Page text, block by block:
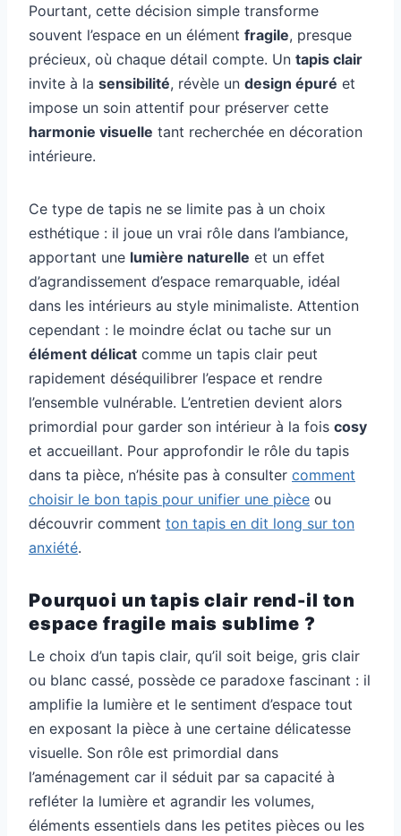
Pourtant, cette décision simple transforme
souvent l’espace en un élément fragile, presque
précieux, où chaque détail compte. Un tapis clair
invite à la sensibilité, révèle un design épuré et
impose un soin attentif pour préserver cette
harmonie visuelle tant recherchée en décoration
intérieure.
Ce type de tapis ne se limite pas à un choix
esthétique : il joue un vrai rôle dans l’ambiance,
apportant une lumière naturelle et un effet
d’agrandissement d’espace remarquable, idéal
dans les intérieurs au style minimaliste. Attention
cependant : le moindre éclat ou tache sur un
élément délicat comme un tapis clair peut
rapidement déséquilibrer l’espace et rendre
l’ensemble vulnérable. L’entretien devient alors
primordial pour garder son intérieur à la fois cosy
et accueillant. Pour approfondir le rôle du tapis
dans ta pièce, n’hésite pas à consulter comment
choisir le bon tapis pour unifier une pièce ou
découvrir comment ton tapis en dit long sur ton
anxiété.
Pourquoi un tapis clair rend-il ton
espace fragile mais sublime ?
Le choix d’un tapis clair, qu’il soit beige, gris clair
ou blanc cassé, possède ce paradoxe fascinant : il
amplifie la lumière et le sentiment d’espace tout
en exposant la pièce à une certaine délicatesse
visuelle. Son rôle est primordial dans
l’aménagement car il séduit par sa capacité à
refléter la lumière et agrandir les volumes,
éléments essentiels dans les petites pièces ou les